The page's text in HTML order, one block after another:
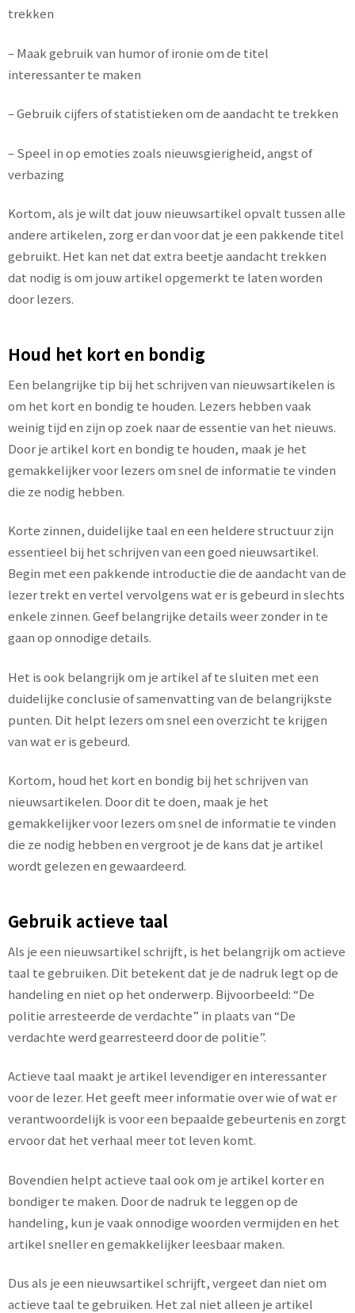
trekken
– Maak gebruik van humor of ironie om de titel
interessanter te maken
– Gebruik cijfers of statistieken om de aandacht te trekken
– Speel in op emoties zoals nieuwsgierigheid, angst of
verbazing
Kortom, als je wilt dat jouw nieuwsartikel opvalt tussen alle
andere artikelen, zorg er dan voor dat je een pakkende titel
gebruikt. Het kan net dat extra beetje aandacht trekken
dat nodig is om jouw artikel opgemerkt te laten worden
door lezers.
Houd het kort en bondig
Een belangrijke tip bij het schrijven van nieuwsartikelen is
om het kort en bondig te houden. Lezers hebben vaak
weinig tijd en zijn op zoek naar de essentie van het nieuws.
Door je artikel kort en bondig te houden, maak je het
gemakkelijker voor lezers om snel de informatie te vinden
die ze nodig hebben.
Korte zinnen, duidelijke taal en een heldere structuur zijn
essentieel bij het schrijven van een goed nieuwsartikel.
Begin met een pakkende introductie die de aandacht van de
lezer trekt en vertel vervolgens wat er is gebeurd in slechts
enkele zinnen. Geef belangrijke details weer zonder in te
gaan op onnodige details.
Het is ook belangrijk om je artikel af te sluiten met een
duidelijke conclusie of samenvatting van de belangrijkste
punten. Dit helpt lezers om snel een overzicht te krijgen
van wat er is gebeurd.
Kortom, houd het kort en bondig bij het schrijven van
nieuwsartikelen. Door dit te doen, maak je het
gemakkelijker voor lezers om snel de informatie te vinden
die ze nodig hebben en vergroot je de kans dat je artikel
wordt gelezen en gewaardeerd.
Gebruik actieve taal
Als je een nieuwsartikel schrijft, is het belangrijk om actieve
taal te gebruiken. Dit betekent dat je de nadruk legt op de
handeling en niet op het onderwerp. Bijvoorbeeld: “De
politie arresteerde de verdachte” in plaats van “De
verdachte werd gearresteerd door de politie”.
Actieve taal maakt je artikel levendiger en interessanter
voor de lezer. Het geeft meer informatie over wie of wat er
verantwoordelijk is voor een bepaalde gebeurtenis en zorgt
ervoor dat het verhaal meer tot leven komt.
Bovendien helpt actieve taal ook om je artikel korter en
bondiger te maken. Door de nadruk te leggen op de
handeling, kun je vaak onnodige woorden vermijden en het
artikel sneller en gemakkelijker leesbaar maken.
Dus als je een nieuwsartikel schrijft, vergeet dan niet om
actieve taal te gebruiken. Het zal niet alleen je artikel